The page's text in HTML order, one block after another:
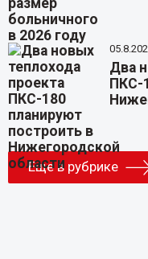
Два
ПКС-
Еще в рубрике